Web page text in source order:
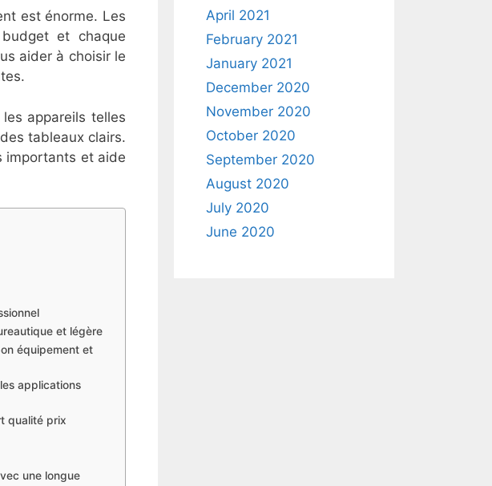
est énorme. Les
et chaque
aider à choisir le
appareils telles
tableaux clairs.
importants et aide
et légère
équipement et
applications
qualité prix
une longue
April 2021
February 2021
January 2021
December 2020
November 2020
October 2020
September 2020
August 2020
July 2020
June 2020